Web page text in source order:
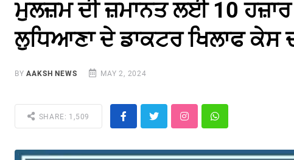
ਮੁਲਜ਼ਮ ਦੀ ਜ਼ਮਾਨਤ ਲਈ 10
ਲੁਧਿਆਣਾ ਦੇ ਡਾਕਟਰ ਖਿਲਾਫ ਕੇਸ
BYAAKSH NEWS MAY 2, 2024
SHARE: 1,509